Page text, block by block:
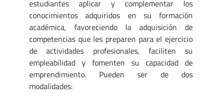
estudiantes aplicar y complementar los
conocimientos adquiridos en su formación
académica, favoreciendo la adquisición de
competencias que les preparen para el ejercicio
de actividades profesionales, faciliten su
empleabilidad y fomenten su capacidad de
emprendimiento. Pueden ser de dos
modalidades: